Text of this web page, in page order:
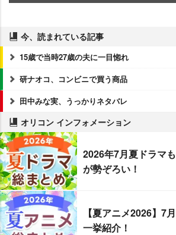
今、読まれている記事
15歳で当時27歳の夫に一目惚れ
研ナオコ、コンビニで買う商品
田中みな実、うっかりネタバレ
オリコン インフォメーション
2026年7月夏ドラマ
が勢ぞろい！
【夏アニメ2026】7
一挙紹介！